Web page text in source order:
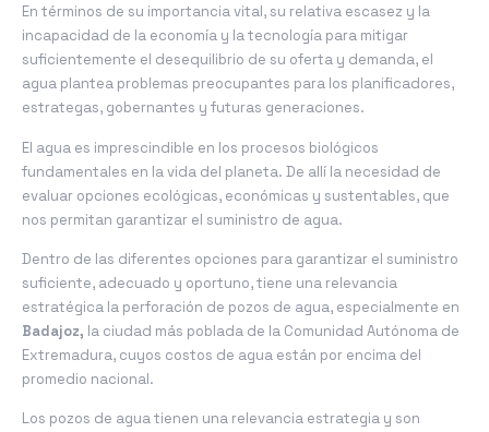
En términos de su importancia vital, su relativa escasez y la
incapacidad de la economía y la tecnología para mitigar
suficientemente el desequilibrio de su oferta y demanda, el
agua plantea problemas preocupantes para los planificadores,
estrategas, gobernantes y futuras generaciones.
El agua es imprescindible en los procesos biológicos
fundamentales en la vida del planeta. De allí la necesidad de
evaluar opciones ecológicas, económicas y sustentables, que
nos permitan garantizar el suministro de agua.
Dentro de las diferentes opciones para garantizar el suministro
suficiente, adecuado y oportuno, tiene una relevancia
estratégica la perforación de pozos de agua, especialmente en
Badajoz, la ciudad más poblada de la Comunidad Autónoma de
Extremadura, cuyos costos de agua están por encima del
promedio nacional.
Los pozos de agua tienen una relevancia estrategia y son